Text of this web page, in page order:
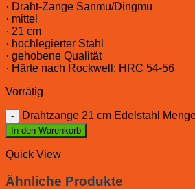
· Draht-Zange Sanmu/Dingmu
· mittel
· 21 cm
· hochlegierter Stahl
· gehobene Qualität
· Härte nach Rockwell: HRC 54-56
Vorrätig
Drahtzange 21 cm Edelstahl
In den Warenkorb
Quick View
Ähnliche Produkte